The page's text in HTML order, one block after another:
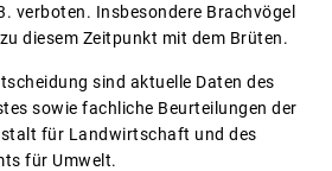
verboten. Insbesondere Brachvögel
diesem Zeitpunkt mit dem Brüten.
sind aktuelle Daten des
sowie fachliche Beurteilungen der
für Landwirtschaft und des
für Umwelt.